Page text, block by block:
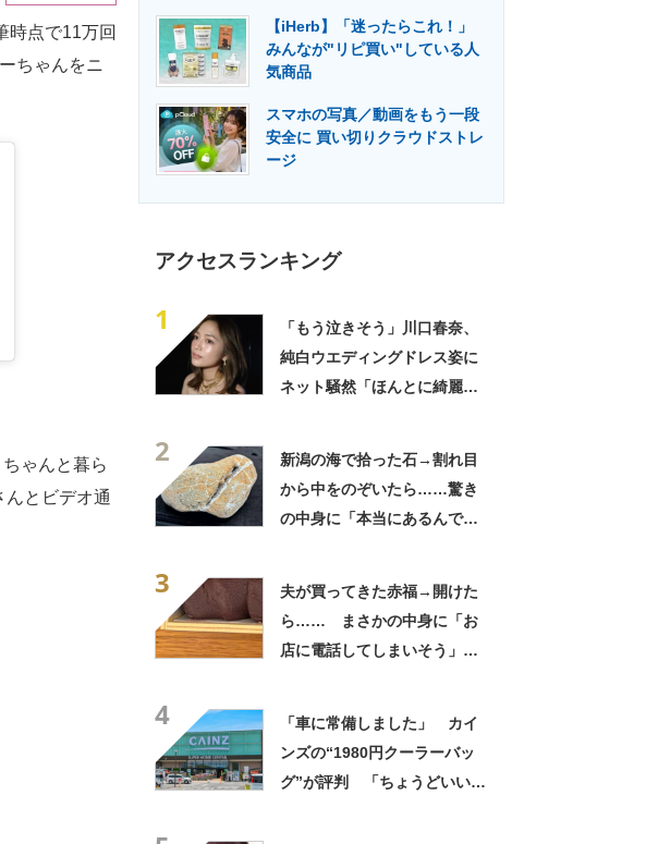
時点で11万回
ちゃんをニ
ゃんと暮ら
んとビデオ通
【iHerb】「迷ったらこれ！」
みんなが"リピ買い"している人
気商品
スマホの写真／動画をもう一段
安全に 買い切りクラウドストレ
ージ
アクセスランキング
1
「もう泣きそう」川口春奈、
純白ウエディングドレス姿に
ネット騒然「ほんとに綺麗」
2
新潟の海で拾った石→割れ目
から中をのぞいたら……驚き
の中身に「本当にあるんです
3
夫が買ってきた赤福→開けた
ら…… まさかの中身に「お
店に電話してしまいそう」
4
「車に常備しました」 カイ
ンズの“1980円クーラーバッ
グ”が評判 「ちょうどいい大